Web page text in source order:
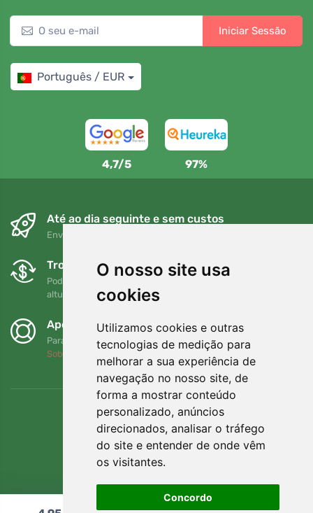
O nosso site usa
cookies
Utilizamos cookies e outras
tecnologias de medição para
melhorar a sua experiência de
navegação no nosso site, de
forma a mostrar conteúdo
personalizado, anúncios
direcionados, analisar o tráfego
do site e entender de onde vêm
os visitantes.
Concordo
Iniciar Sessão
Português / EUR
4,7/5 97%
Até ao dia seguinte e sem custos
Envio gratuito para encomendas superiores a 80 EUR
Trocas e devoluções gratuitas
Pode devolver ou trocar a sua encomenda em qualquer
altura no prazo de 90 dias
Apoiamos a Trees.org
Para cada encomenda plantamos uma árvore! Leia mais
Sobre nós